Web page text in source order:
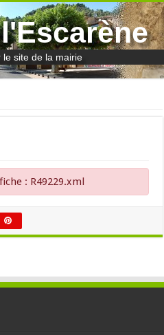
le site de la mairie
: R49229.xml